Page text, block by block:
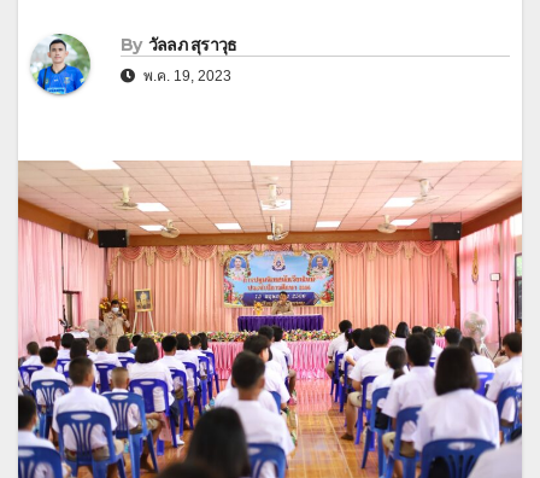
By วัลลภ สุราวุธ
พ.ค. 19, 2023